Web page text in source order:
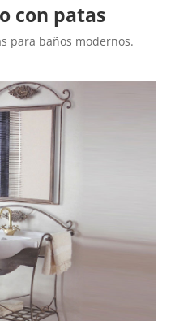
con patas
para baños modernos.